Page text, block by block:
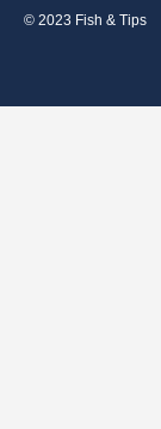
© 2023 Fish & Tips